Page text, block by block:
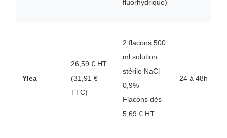
fluorhydrique)
Ylea
26,59 € HT
(31,91 €
TTC)
2 flacons 500
ml solution
stérile NaCl
0,9%
Flacons dès
5,69 € HT
24 à 48h